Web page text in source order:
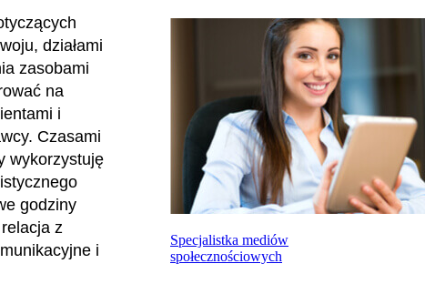
działami
zasobami
na
i
Czasami
wykorzystuję
godziny
z
i
Specjalistka mediów
społecznościowych